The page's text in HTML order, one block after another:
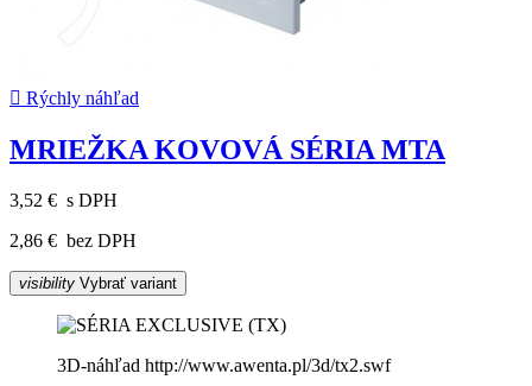
 Rýchly náhľad
MRIEŽKA KOVOVÁ SÉRIA MTA
3,52 € s DPH
2,86 € bez DPH
visibility Vybrať variant
3D-náhľad http://www.awenta.pl/3d/tx2.swf